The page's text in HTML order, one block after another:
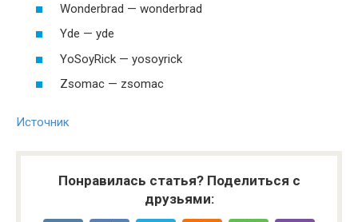
Wonderbrad — wonderbrad
Yde — yde
YoSoyRick — yosoyrick
Zsomac — zsomac
Источник
Понравилась статья? Поделиться с
друзьями: